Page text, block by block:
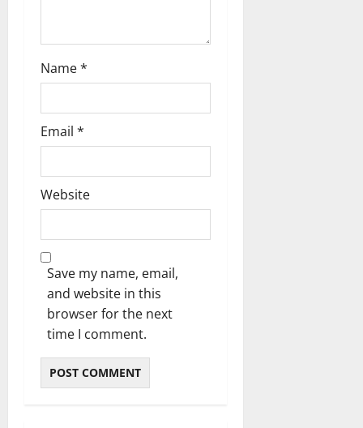
Name*
Email *
Website
Save my name, email,
and website in this
browser for the next
time I comment.